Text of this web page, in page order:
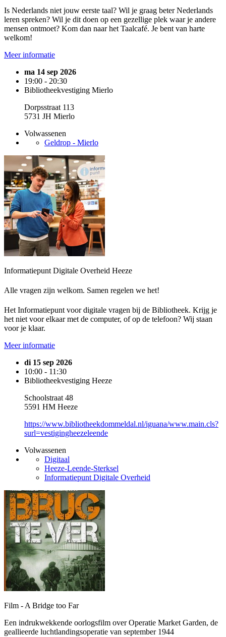
Is Nederlands niet jouw eerste taal? Wil je graag beter Nederlands
leren spreken? Wil je dit doen op een gezellige plek waar je andere
mensen ontmoet? Kom dan naar het Taalcafé. Je bent van harte
welkom!
Meer informatie
ma 14 sep 2026
19:00 - 20:30
Bibliotheekvestiging Mierlo
Dorpsstraat 113
5731 JH Mierlo
Volwassenen
Geldrop - Mierlo
Informatiepunt Digitale Overheid Heeze
Alle vragen zijn welkom. Samen regelen we het!
Het Informatiepunt voor digitale vragen bij de Bibliotheek. Krijg je
het niet voor elkaar met de computer, of op de telefoon? Wij staan
voor je klaar.
Meer informatie
di 15 sep 2026
10:00 - 11:30
Bibliotheekvestiging Heeze
Schoolstraat 48
5591 HM Heeze
https://www.bibliotheekdommeldal.nl/iguana/www.main.cls?
surl=vestigingheezeleende
Volwassenen
Digitaal
Heeze-Leende-Sterksel
Informatiepunt Digitale Overheid
Film - A Bridge too Far
Een indrukwekkende oorlogsfilm over Operatie Market Garden, de
geallieerde luchtlandingsoperatie van september 1944